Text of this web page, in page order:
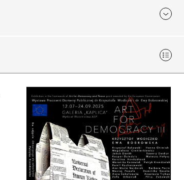
Ideogramy
„Art for
"Obowiązuje do odwołania"